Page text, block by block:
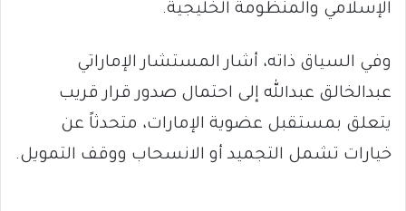
الإسلامي والمنظومة الخليجية.
وفي السياق ذاته، أشار المستشار الإماراتي
عبدالخالق عبدالله إلى احتمال صدور قرار قريب
يتعلق بمستقبل عضوية الإمارات، متحدثاً عن
خيارات تشمل التجميد أو الانسحاب ووقف التمويل.